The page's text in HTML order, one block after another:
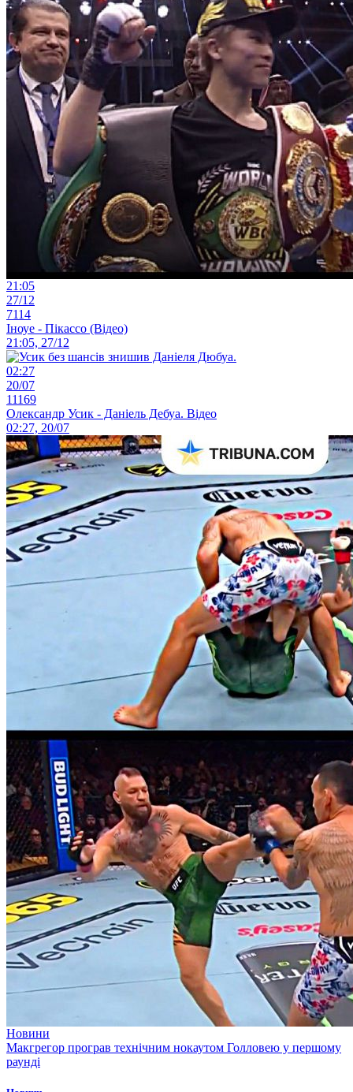
21:05
27/12
7114
Іноуе - Пікассо (Відео)
21:05, 27/12
02:27
20/07
11169
Олександр Усик - Даніель Дебуа. Відео
02:27, 20/07
Новини
Макгрегор програв технічним нокаутом Голловею у першому
раунді